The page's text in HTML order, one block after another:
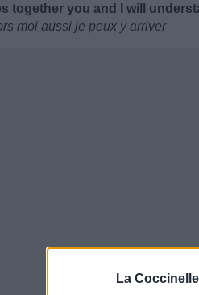
La
together you and I will
moi aussi je peux y arriver